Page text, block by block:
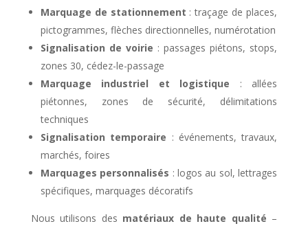
Marquage de stationnement : traçage de places,
pictogrammes, flèches directionnelles, numérotation
Signalisation de voirie : passages piétons, stops,
zones 30, cédez-le-passage
Marquage industriel et logistique : allées
piétonnes, zones de sécurité, délimitations
techniques
Signalisation temporaire : événements, travaux,
marchés, foires
Marquages personnalisés : logos au sol, lettrages
spécifiques, marquages décoratifs
Nous utilisons des matériaux de haute qualité –